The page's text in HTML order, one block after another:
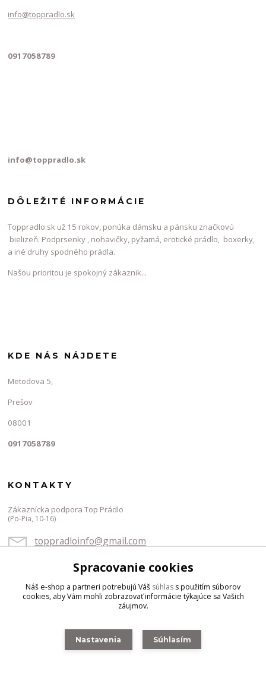
info@toppradlo.sk
0917058789
info@toppradlo.sk
DÔLEŽITÉ INFORMÁCIE
Toppradlo.sk už 15 rokov, ponúka dámsku a pánsku značkovú
bielizeň. Podprsenky , nohavičky, pyžamá, erotické prádlo, boxerky,
a iné druhy spodného prádla.
Našou prioritou je spokojný zákaznik...
KDE NÁS NÁJDETE
Metodova 5,
Prešov
08001
0917058789
KONTAKTY
Zákaznícka podpora Top Prádlo
(Po-Pia, 10-16)
toppradloinfo@gmail.com
Vytvorené na
Spracovanie cookies
Náš e-shop a partneri potrebujú Váš súhlas s použitím súborov
cookies, aby Vám mohli zobrazovať informácie týkajúce sa Vašich
záujmov.
Nastavenia Súhlasím